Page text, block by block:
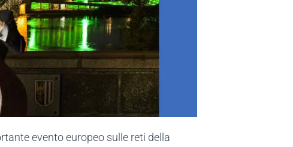
evento europeo sulle reti della